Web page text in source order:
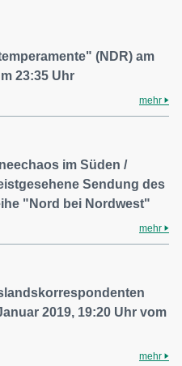
(NDR) am
23:35 Uhr
mehr
im Süden /
Sendung des
"Nord bei Nordwest"
mehr
2019, 19:20 Uhr vom
mehr